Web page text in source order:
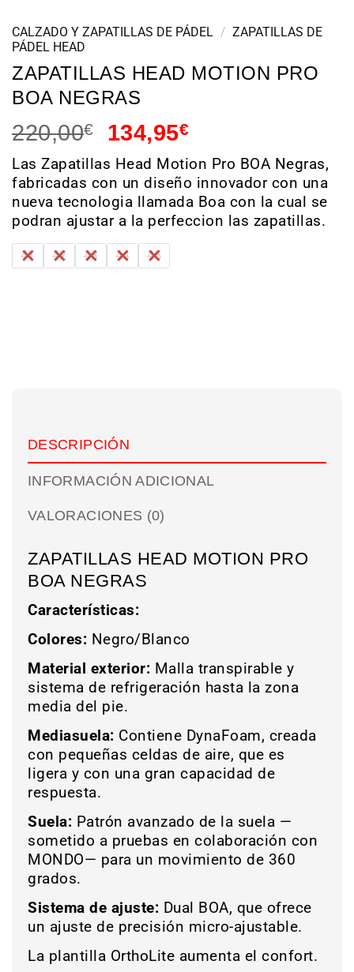
CALZADO Y ZAPATILLAS DE PÁDEL / ZAPATILLAS DE
PÁDEL HEAD
ZAPATILLAS HEAD MOTION PRO
BOA NEGRAS
220,00€ 134,95€
Las Zapatillas Head Motion Pro BOA Negras,
fabricadas con un diseño innovador con una
nueva tecnologia llamada Boa con la cual se
podran ajustar a la perfeccion las zapatillas.
41 42 43 44 45
DESCRIPCIÓN
INFORMACIÓN ADICIONAL
VALORACIONES (0)
ZAPATILLAS HEAD MOTION PRO
BOA NEGRAS
Características:
Colores: Negro/Blanco
Material exterior: Malla transpirable y
sistema de refrigeración hasta la zona
media del pie.
Mediasuela: Contiene DynaFoam, creada
con pequeñas celdas de aire, que es
ligera y con una gran capacidad de
respuesta.
Suela: Patrón avanzado de la suela —
sometido a pruebas en colaboración con
MONDO— para un movimiento de 360
grados.
Sistema de ajuste: Dual BOA, que ofrece
un ajuste de precisión micro-ajustable.
La plantilla OrthoLite aumenta el confort.